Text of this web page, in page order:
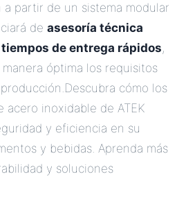
partir de un sistema modular
de asesoría técnica
tiempos de entrega rápidos,
óptima los requisitos
cómo los
acero inoxidable de ATEK
y eficiencia en su
y bebidas. Aprenda más
y soluciones